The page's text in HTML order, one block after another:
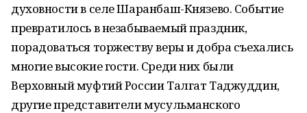
духовности в селе Шаранбаш-Князево. Событие
превратилось в незабываемый праздник,
порадоваться торжеству веры и добра съехались
многие высокие гости. Среди них были
Верховный муфтий России Талгат Таджуддин,
другие представители мусульманского